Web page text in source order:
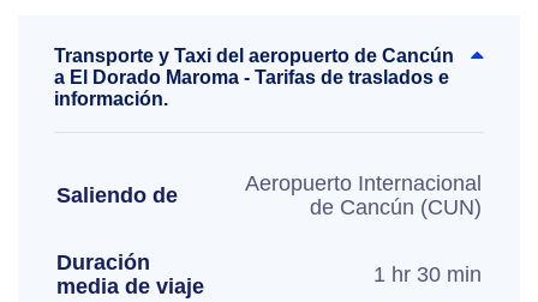
Transporte y Taxi del aeropuerto de Cancún
a El Dorado Maroma - Tarifas de traslados e
información.
Saliendo de
Aeropuerto Internacional
de Cancún (CUN)
Duración
media de viaje
1 hr 30 min